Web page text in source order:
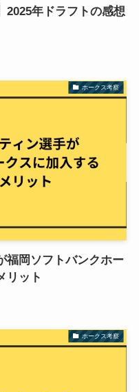
2025年ドラフトの感想
ホークス考察
福岡ソフトバンクホー
リット
ホークス考察